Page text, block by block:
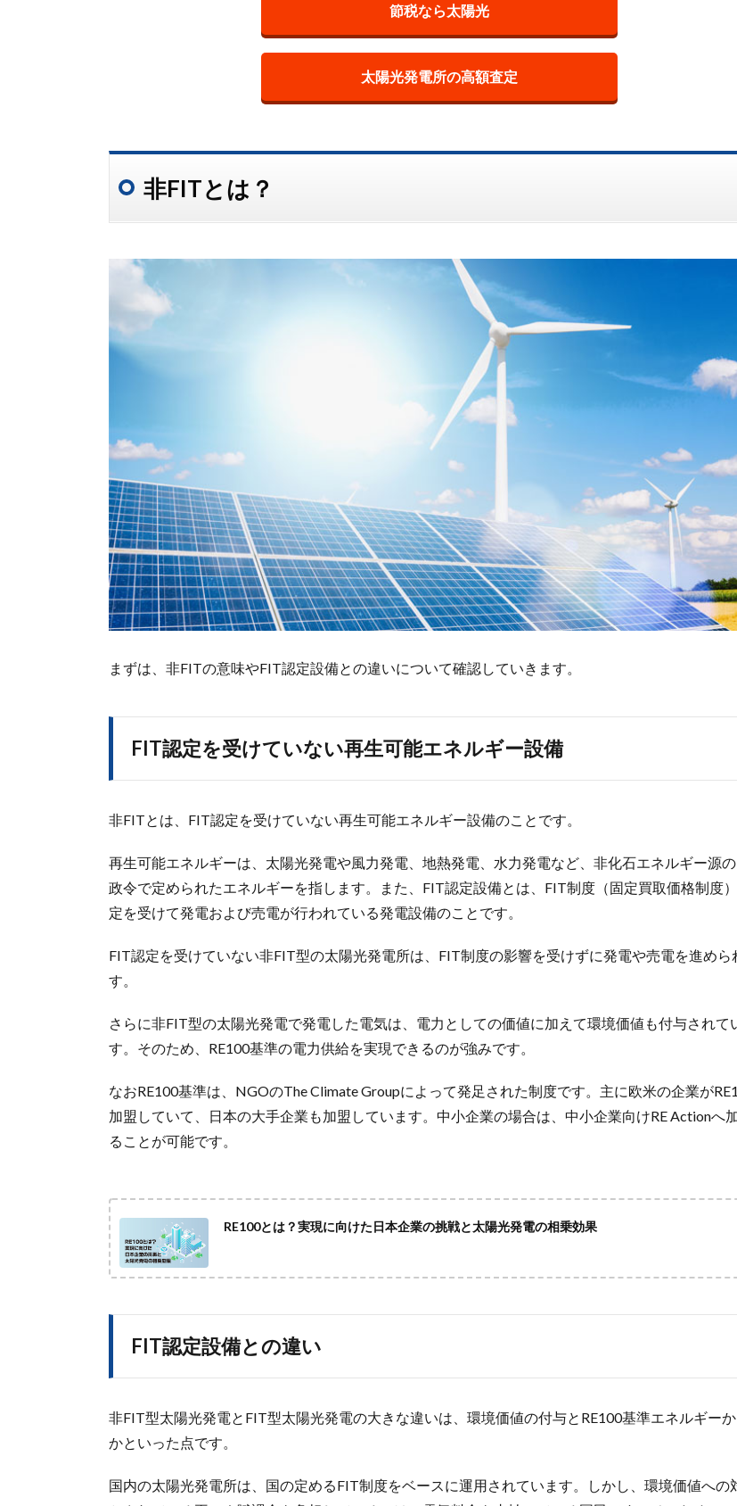
節税なら太陽光
太陽光発電所の高額査定
非FITとは？
まずは、非FITの意味やFIT認定設備との違いについて確認していきます。
FIT認定を受けていない再生可能エネルギー設備
非FITとは、FIT認定を受けていない再生可能エネルギー設備のことです。
再生可能エネルギーは、太陽光発電や風力発電、地熱発電、水力発電など、非化石エネルギー源
政令で定められたエネルギーを指します。また、FIT認定設備とは、FIT制度（固定買取価格制度
定を受けて発電および売電が行われている発電設備のことです。
FIT認定を受けていない非FIT型の太陽光発電所は、FIT制度の影響を受けずに発電や売電を進めら
す。
さらに非FIT型の太陽光発電で発電した電気は、電力としての価値に加えて環境価値も付与されて
す。そのため、RE100基準の電力供給を実現できるのが強みです。
なおRE100基準は、NGOのThe Climate Groupによって発足された制度です。主に欧米の企業が
加盟していて、日本の大手企業も加盟しています。中小企業の場合は、中小企業向けRE Actionへ
ることが可能です。
RE100とは？実現に向けた日本企業の挑戦と太陽光発電の相乗効果
FIT認定設備との違い
非FIT型太陽光発電とFIT型太陽光発電の大きな違いは、環境価値の付与とRE100基準エネルギーか
かといった点です。
国内の太陽光発電所は、国の定めるFIT制度をベースに運用されています。しかし、環境価値への